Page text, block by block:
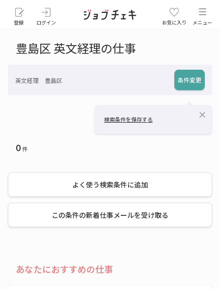
登録 ログイン お気に入り メニュー
豊島区 英文経理の仕事
英文経理 豊島区 条件変更
検索条件を保存する close
0件
よく使う検索条件に追加
この条件の新着仕事メールを受け取る
あなたにおすすめの仕事